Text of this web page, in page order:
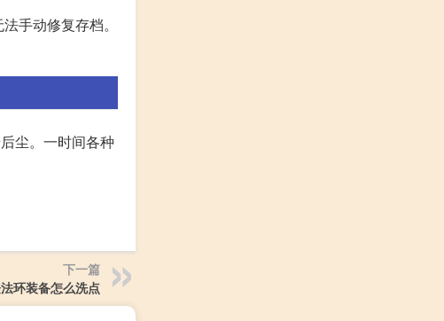
手动修复存档。
尘。一时间各种
下一篇
环装备怎么洗点